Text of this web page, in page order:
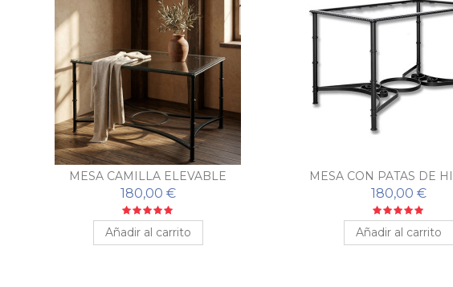
MESA CAMILLA ELEVABLE
180,00 €
Añadir al carrito
MESA CON PATAS DE
FORJADO180,00 €
Añadir al carrito